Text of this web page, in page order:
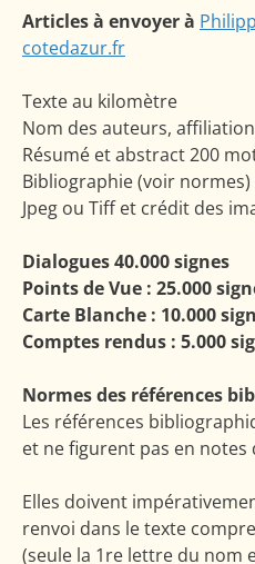
Articles à envoyer à
cotedazur.fr
Texte au kilomètre
Nom des auteurs,
Résumé et abstract 200
Bibliographie (voir
Jpeg ou Tiff et crédit des
Dialogues 40.000 signes
Points de Vue : 25.000
Carte Blanche : 10.000
Comptes rendus : 5.000
Normes des références
Les références
et ne figurent pas en notes
Elles doivent
renvoi dans le texte
(seule la 1re lettre du nom